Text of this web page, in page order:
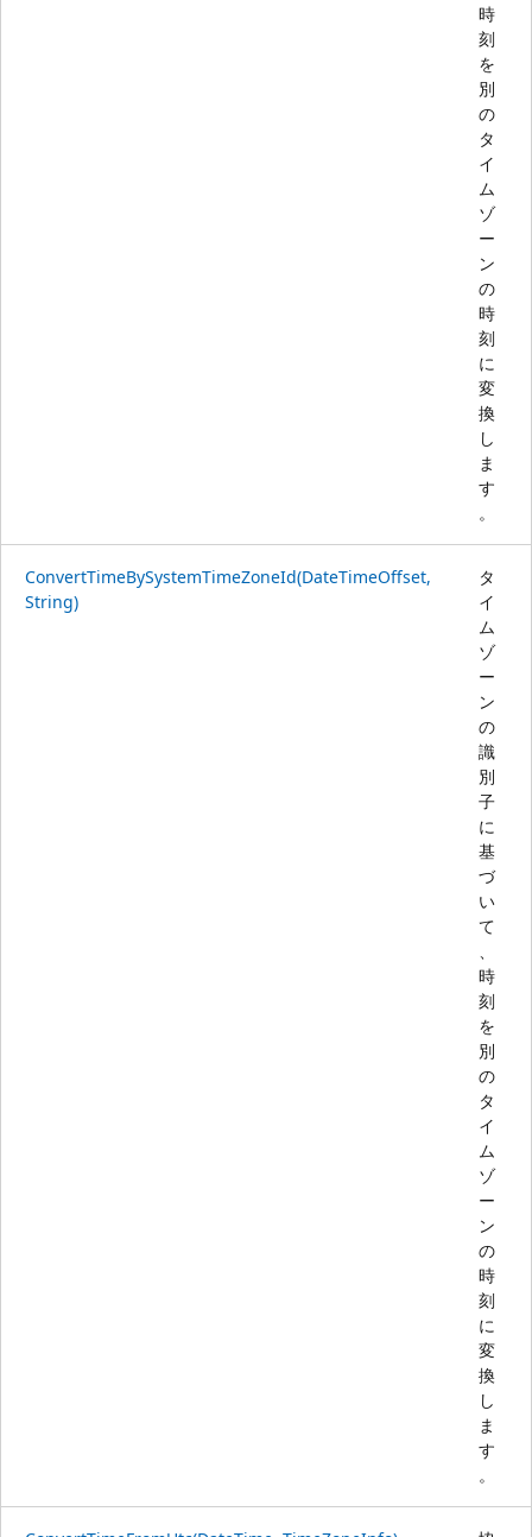
時
刻
を
別
の
タ
イ
ム
ゾ
ー
ン
の
時
刻
に
変
換
し
ま
す
。
ConvertTimeBySystemTimeZoneId(DateTimeOffset,
String)
タ
イ
ム
ゾ
ー
ン
の
識
別
子
に
基
づ
い
て
時
刻
を
別
の
タ
イ
ム
ゾ
ー
ン
の
時
刻
に
変
換
し
ま
す
。